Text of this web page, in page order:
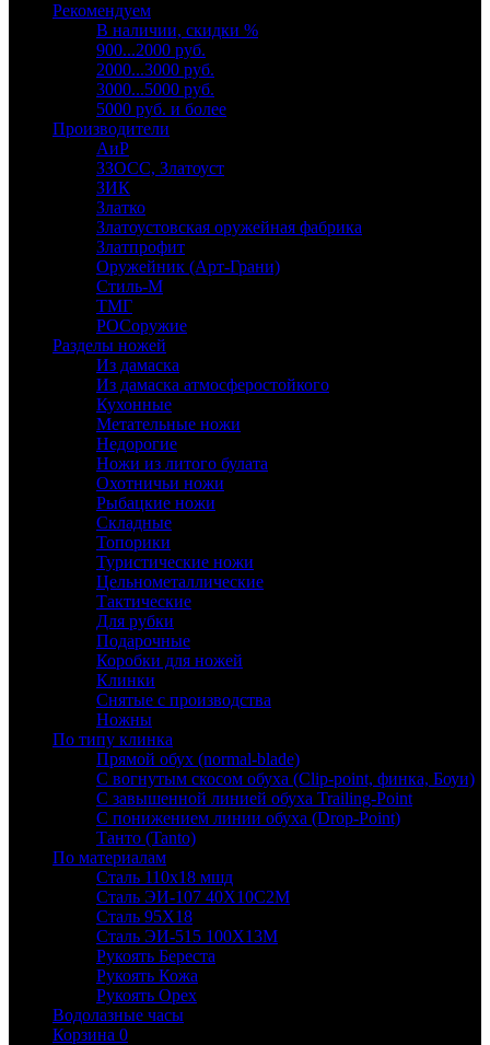
Рекомендуем
В наличии, скидки %
900...2000 руб.
2000...3000 руб.
3000...5000 руб.
5000 руб. и более
Производители
АиР
ЗЗОСС, Златоуст
ЗИК
Златко
Златоустовская оружейная фабрика
Златпрофит
Оружейник (Арт-Грани)
Стиль-М
ТМГ
РОСоружие
Разделы ножей
Из дамаска
Из дамаска атмосферостойкого
Кухонные
Метательные ножи
Недорогие
Ножи из литого булата
Охотничьи ножи
Рыбацкие ножи
Складные
Топорики
Туристические ножи
Цельнометаллические
Тактические
Для рубки
Подарочные
Коробки для ножей
Клинки
Снятые с производства
Ножны
По типу клинка
Прямой обух (normal-blade)
С вогнутым скосом обуха (Clip-point, финка, Боуи)
С завышенной линией обуха Trailing-Point
С понижением линии обуха (Drop-Point)
Танто (Tanto)
По материалам
Сталь 110х18 мшд
Сталь ЭИ-107 40Х10С2М
Сталь 95Х18
Сталь ЭИ-515 100Х13М
Рукоять Береста
Рукоять Кожа
Рукоять Орех
Водолазные часы
Корзина 0